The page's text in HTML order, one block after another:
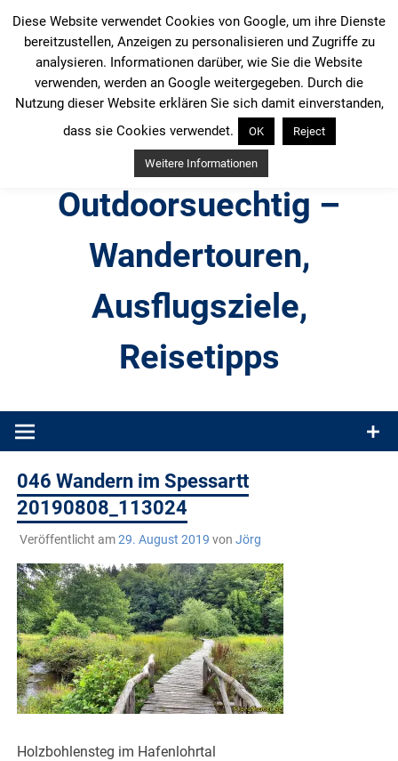
Inhalt
springen
Outdoorsuechtig –
Wandertouren,
Ausflugsziele,
Reisetipps
Produkttests und Buchrezensionen. Ein Blog für alle, die gern
046 Wandern im Spessartt
20190808_113024
Veröffentlicht am29. August 2019 von Jörg
Holzbohlensteg im Hafenlohrtal
Diese Website verwendet Cookies von Google, um ihre Dienste
bereitzustellen, Anzeigen zu personalisieren und Zugriffe zu
analysieren. Informationen darüber, wie Sie die Website
verwenden, werden an Google weitergegeben. Durch die
Nutzung dieser Website erklären Sie sich damit einverstanden,
dass sie Cookies verwendet.
OK Reject
Weitere Informationen